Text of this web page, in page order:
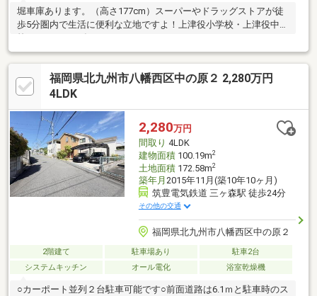
堀車庫あります。（高さ177cm）スーパーやドラッグストアが徒
歩5分圏内で生活に便利な立地ですよ！上津役小学校・上津役中学
□□━━━━━━━━━━━━━━━━━━━━━現在空室です。
日曜日・祝日の内覧も可能です。営業時間 10時～16時（休：水曜
日、第2、3火曜日） この時間帯はお電話でのお問い合わせがスム
ーズにご案内できます。右下の電話ボタンをタッチ！もしくはお
393━━━━━━━━━━━━━━━━━━━━━━□□
福岡県北九州市八幡西区中の原２ 2,280万円
4LDK
2,280万円
間取り 4LDK
建物面積100.19m2
土地面積172.58m2
築年月 2015年11月(築10年10ヶ月)
筑豊電気鉄道 三ヶ森駅 徒歩24分
その他の交通
福岡県北九州市八幡西区中の原２
2階建て 駐車場あり
駐車2台
システムキッチン
オール電化 浴室乾燥機
○カーポート並列２台駐車可能です○前面道路は6.1ｍと駐車時のス